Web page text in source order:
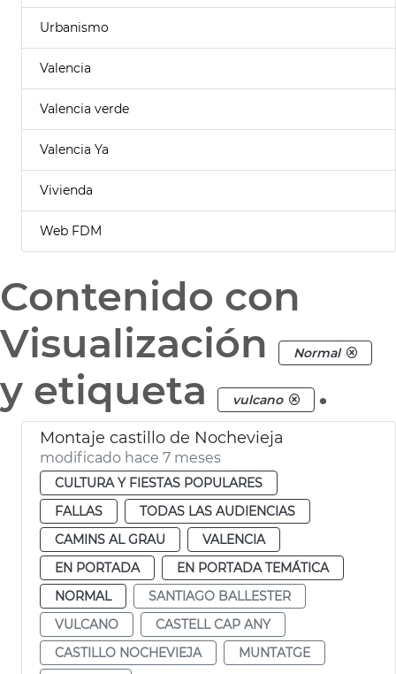
Urbanismo
Valencia
Valencia verde
Valencia Ya
Vivienda
Web FDM
Contenido con
Visualización
Normal
y etiqueta vulcano .
Montaje castillo de Nochevieja
modificado hace 7 meses
CULTURA Y FIESTAS POPULARES
FALLAS
TODAS LAS AUDIENCIAS
CAMINS AL GRAU
VALENCIA
EN PORTADA
EN PORTADA TEMÁTICA
NORMAL
SANTIAGO BALLESTER
VULCANO
CASTELL CAP ANY
CASTILLO NOCHEVIEJA
MUNTATGE